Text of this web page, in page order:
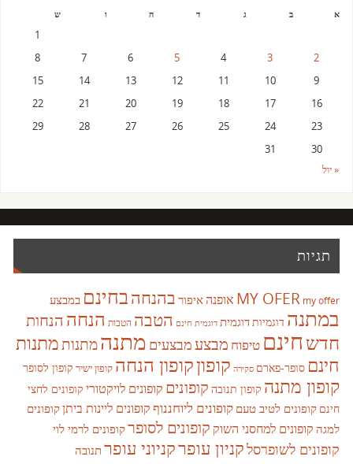
א
ב ג ד ה ו ש
1
2
3
4
5
6
7
8
9
10
11
12
13
14
15
16
17
18
19
20
21
22
23
24
25
26
27
28
29
30
31
« יול
תגיות
MY OFER my offer אופנהאיפור בהנחהבחינם במבצע
במתנה דוגמיותדוגמית דוגמית חינם הטבה הטבות הנחה הנחות
חדשחינם טיפוח מבצעמבצעים מתנהמתנותמתנות
חינם סופר-פארם סקירה קופוןקופון הנחה קופון ישיר קופון לסופר
קופון מתנה קופון תנובה קופונים קופונים לויקטורי קופונים לחצי
חינם קופונים לטיב טעם קופונים ליוחננוףקופונים ליינות ביתןקופונים
למגה קופונים למחסני השוק קופונים לסופרקופונים לרמי לוי
קופונים לשופרסלקניון עופרקניוני עופרתנובה